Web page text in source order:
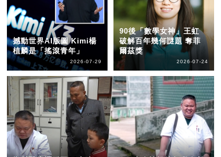
撼動世界AI版圖 Kimi楊
植麟是「搖滾青年」
2026-07-29
90後「數學女神」王虹
破解百年幾何謎題 奪菲
爾茲獎
2026-07-24